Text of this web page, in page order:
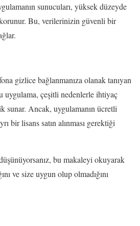
sunucuları, yüksek düzeyde
Bu, verilerinizin güvenli bir
gizlice bağlanmanıza olanak tanıyan
uygulama, çeşitli nedenlerle ihtiyaç
sunar. Ancak, uygulamanın ücretli
bir lisans satın alınması gerektiği
bu makaleyi okuyarak
ve size uygun olup olmadığını